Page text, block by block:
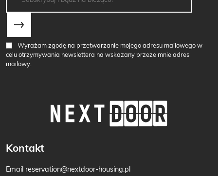
Wyrażam zgodę na przetwarzanie mojego adresu mailowego w
celu otrzymywania newslettera na wskazany przeze mnie adres
mailowy.
Kontakt
Email reservation@nextdoor-housing.pl